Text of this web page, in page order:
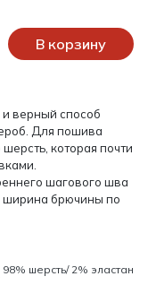
В корзину
и верный способ
Для пошива
которая почти
шагового шва
ширина брючины по
98% шерсть/ 2% эластан